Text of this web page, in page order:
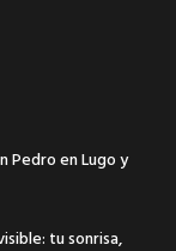
Pedro en Lugo y
tu sonrisa,